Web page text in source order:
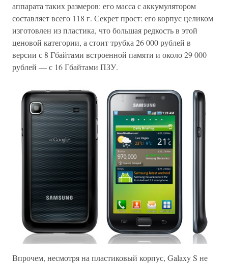
аппарата таких размеров: его масса с аккумулятором
составляет всего 118 г. Секрет прост: его корпус целиком
изготовлен из пластика, что большая редкость в этой
ценовой категории, а стоит трубка 26 000 рублей в
версии с 8 Гбайтами встроенной памяти и около 29 000
рублей — с 16 Гбайтами ПЗУ.
Впрочем, несмотря на пластиковый корпус, Galaxy S не